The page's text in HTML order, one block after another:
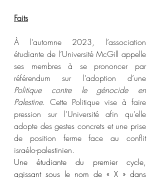
Faits
À l’automne 2023, l’association
étudiante de l’Université McGill appelle
ses membres à se prononcer par
Politique contre le génocide en
Palestine. Cette Politique vise à faire
pression sur l’Université afin qu’elle
adopte des gestes concrets et une prise
de position ferme face au conflit
israélo-palestinien.
Une étudiante du premier cycle,
agissant sous le nom de « X » dans